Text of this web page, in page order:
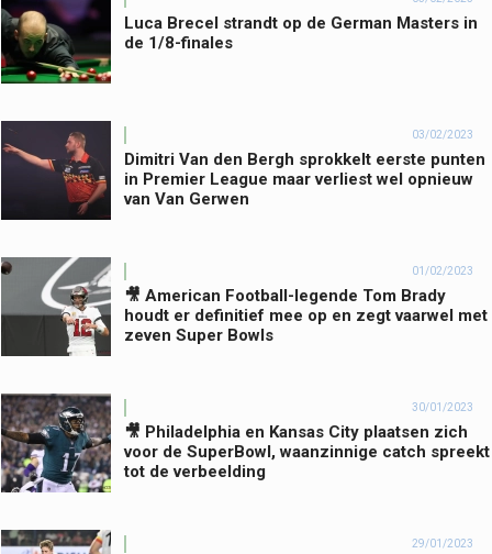
Luca Brecel strandt op de German Masters in
de 1/8-finales
03/02/2023
Dimitri Van den Bergh sprokkelt eerste punten
in Premier League maar verliest wel opnieuw
van Van Gerwen
01/02/2023
🎥 American Football-legende Tom Brady
houdt er definitief mee op en zegt vaarwel met
zeven Super Bowls
30/01/2023
🎥 Philadelphia en Kansas City plaatsen zich
voor de SuperBowl, waanzinnige catch spreekt
tot de verbeelding
29/01/2023